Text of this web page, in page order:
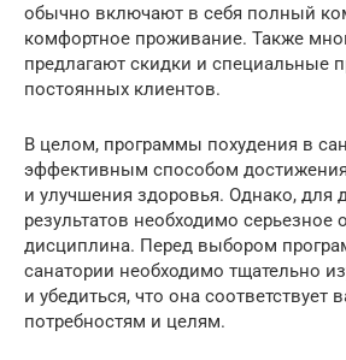
обычно включают в себя полный
комфортное проживание. Также
предлагают скидки и специальные
постоянных клиентов.
В целом, программы похудения в
эффективным способом
и улучшения здоровья. Однако, для
результатов необходимо серьезное
дисциплина. Перед выбором
санатории необходимо тщательно
и убедиться, что она соответствует
потребностям и целям.